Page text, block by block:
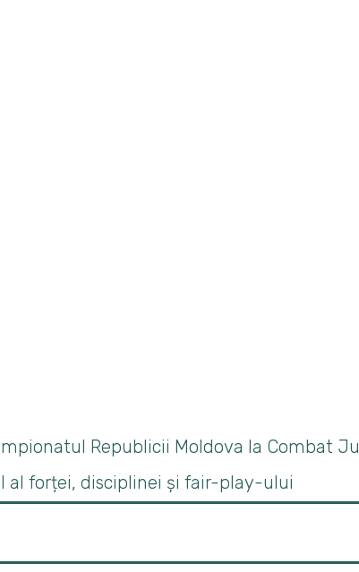
Republicii Moldova la Combat Ju
al forței, disciplinei și fair-play-ului